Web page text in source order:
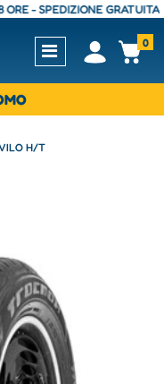
GRATUITA -
Open0
H/T